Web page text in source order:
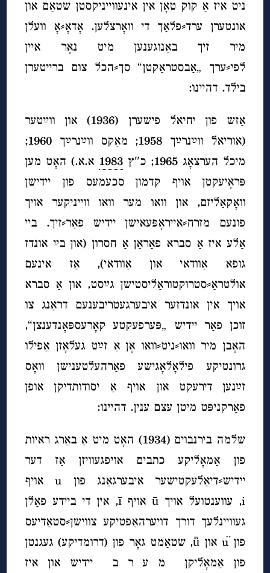
ניט איז אַ קוק טאָן אין אינעווייניקסטן שטאַם און
אונטערן ערד⸗פלאַך די וואָרצלען. אָדאָ⸗אָ וועלן
מיר זיך באַנוגענען מיט נאָר איין
לפי⸗ערך „אַבסטראַקטן“ סך⸗הכל צום ברייטערן
בילד. דהיינו:
אַזש פון יחיאל פישערן (1936) און ווײַטער
(אוריאל ווײַנרײַך 1958; מאַקס ווײַנרײַך 1960;
מיכל הערצאָג 1965; כ″ץ
1983 א.א.) האָט מען
פּראָיעקטן אויף קדמון סכעמעס פון יידישן
וואָקאַליזם, און וואו מער וואו ווייניקער אויך
פונעם מזרח⸗אייראָפּעאישן יידיש פאַר⸗זיך. ביי
אַלע איז אַ סברא פאַראַן אַ חסרון (און בײַ אונדז
גופא אַוודאי און אַוודאי), אַז אינעם
אולטראַ⸗סטרוקטוראַליסטישן גײַסט, און אַ סברא
אויך אין אונדזער איבערגעטריבענעם דראַנג צו
זוכן פאַר יידיש „פּערפעקטע קאָרעספּאָנדענצן“,
האָבן מיר וואו⸗ניט⸗וואו אָן אַ זײַט געלאָזן אַפילו
גרונטיקע פילאָלאָגישע פאַרהעלטענישן וואָס
זײַנען דירעקט און אויף אַ יסודותדיקן אופן
פאַרקניפּט מיטן עצם ענין. דהיינו:
שלמה בירנבוים (1934) האָט מיט אַ באַרג ראיות
פון אַמאָליקע כתבים אויפגעוויזן אַז דער
יידיש⸗דיאַלעקטישער איבערגאַנג פון u אויף
i, עווענטועל אויך
ū אויף ī, אין די ביידע פאַלן
געוויינלעך דורך דויערהאַפטיקע צווישן⸗סטאַדיעס
פון ü און
ǖ, שטאַמט גאָר פון (דרומדיקע) געגנטן
פון אַמאָליקן מ ע ר ב יידיש און איז